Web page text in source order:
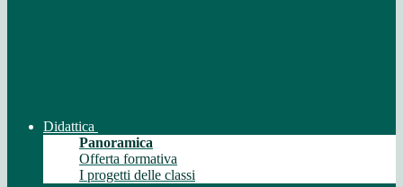
Didattica
Panoramica
Offerta formativa
I progetti delle classi